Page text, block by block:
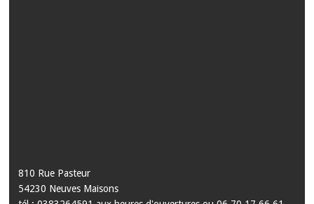
810 Rue Pasteur
54230 Neuves Maisons